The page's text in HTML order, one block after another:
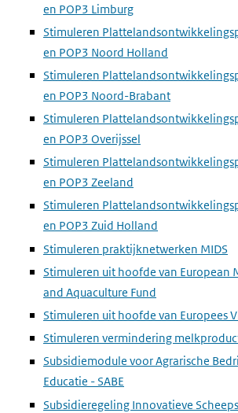
en POP3 Limburg
Stimuleren
en POP3 Noord Holland
Stimuleren
en POP3 Noord-Brabant
Stimuleren
en POP3 Overijssel
Stimuleren
en POP3 Zeeland
Stimuleren
en POP3 Zuid Holland
Stimuleren praktijknetwerken MIDS
Stimuleren uit hoofde van European
and Aquaculture Fund
Stimuleren uit hoofde van Europees
Stimuleren vermindering
Subsidiemodule voor Agrarische
Educatie - SABE
Subsidieregeling Innovatieve